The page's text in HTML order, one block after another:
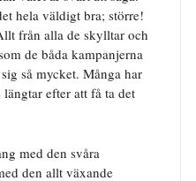
hela väldigt bra; större!
från alla de skylltar och
de båda kampanjerna
så mycket. Många har
efter att få ta det
med den svåra
den allt växande